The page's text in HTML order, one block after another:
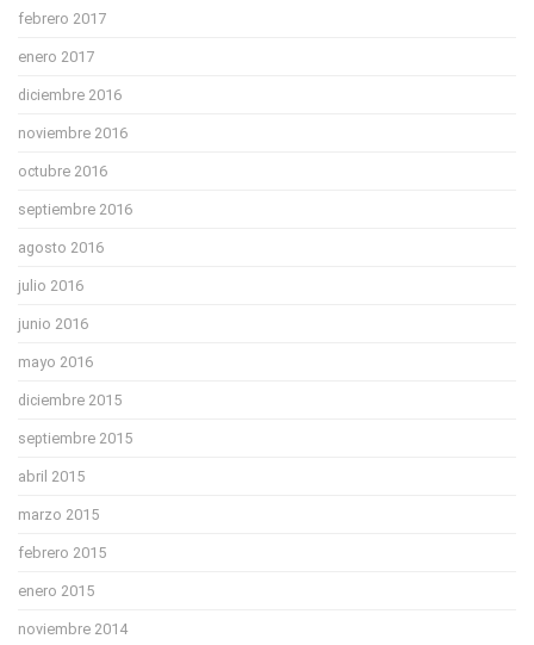
febrero 2017
enero 2017
diciembre 2016
noviembre 2016
octubre 2016
septiembre 2016
agosto 2016
julio 2016
junio 2016
mayo 2016
diciembre 2015
septiembre 2015
abril 2015
marzo 2015
febrero 2015
enero 2015
noviembre 2014